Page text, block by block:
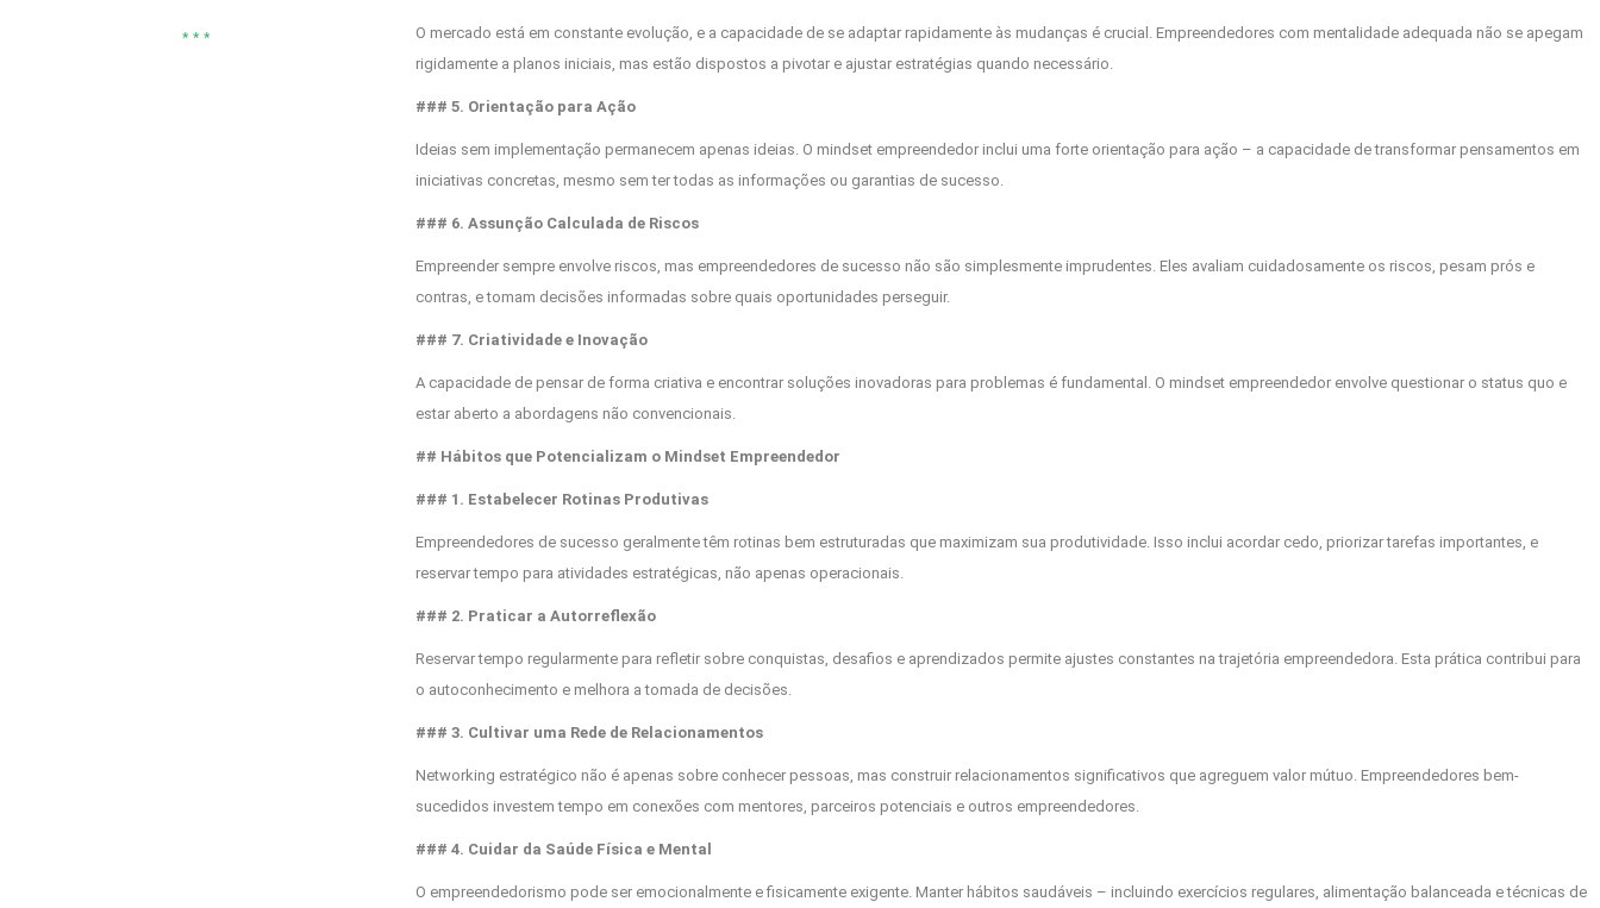
* * *
O mercado está em constante evolução, e a capacidade de se adaptar rapidamente às mudanças é crucial. Empreendedores com mentalidade adequada não se apegam
rigidamente a planos iniciais, mas estão dispostos a pivotar e ajustar estratégias quando necessário.
### 5. Orientação para Ação
Ideias sem implementação permanecem apenas ideias. O mindset empreendedor inclui uma forte orientação para ação – a capacidade de transformar pensamentos em
iniciativas concretas, mesmo sem ter todas as informações ou garantias de sucesso.
### 6. Assunção Calculada de Riscos
Empreender sempre envolve riscos, mas empreendedores de sucesso não são simplesmente imprudentes. Eles avaliam cuidadosamente os riscos, pesam prós e
contras, e tomam decisões informadas sobre quais oportunidades perseguir.
### 7. Criatividade e Inovação
A capacidade de pensar de forma criativa e encontrar soluções inovadoras para problemas é fundamental. O mindset empreendedor envolve questionar o status quo e
estar aberto a abordagens não convencionais.
## Hábitos que Potencializam o Mindset Empreendedor
### 1. Estabelecer Rotinas Produtivas
Empreendedores de sucesso geralmente têm rotinas bem estruturadas que maximizam sua produtividade. Isso inclui acordar cedo, priorizar tarefas importantes, e
reservar tempo para atividades estratégicas, não apenas operacionais.
### 2. Praticar a Autorreflexão
Reservar tempo regularmente para refletir sobre conquistas, desafios e aprendizados permite ajustes constantes na trajetória empreendedora. Esta prática contribui para
o autoconhecimento e melhora a tomada de decisões.
### 3. Cultivar uma Rede de Relacionamentos
Networking estratégico não é apenas sobre conhecer pessoas, mas construir relacionamentos significativos que agreguem valor mútuo. Empreendedores bem-
sucedidos investem tempo em conexões com mentores, parceiros potenciais e outros empreendedores.
### 4. Cuidar da Saúde Física e Mental
O empreendedorismo pode ser emocionalmente e fisicamente exigente. Manter hábitos saudáveis – incluindo exercícios regulares, alimentação balanceada e técnicas de